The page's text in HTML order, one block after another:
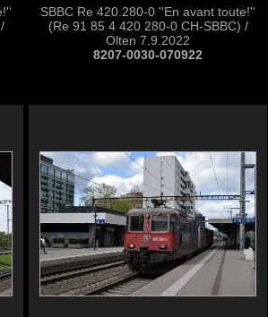
SBBC Re 420.280-0 ''En avant toute!''
(Re 91 85 4 420 280-0 CH-SBBC) /
Olten 7.9.2022
8207-0030-070922